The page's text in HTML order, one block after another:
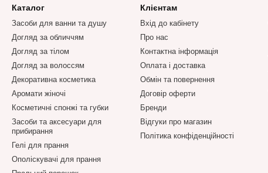
Каталог
Засоби для ванни та душу
Догляд за обличчям
Догляд за тілом
Догляд за волоссям
Декоративна косметика
Аромати жіночі
Косметичні спонжі та губки
Засоби та аксесуари для
прибирання
Гелі для прання
Ополіскувачі для прання
Клієнтам
Вхід до кабінету
Про нас
Контактна інформація
Оплата і доставка
Обмін та повернення
Договір оферти
Бренди
Відгуки про магазин
Політика конфіденційності